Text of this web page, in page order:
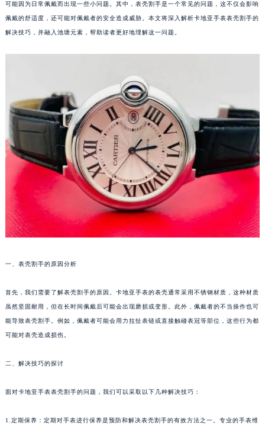
可能因为日常佩戴而出现一些小问题。其中，表壳割手是一个常见的问题，这不仅会影响
佩戴的舒适度，还可能对佩戴者的安全造成威胁。本文将深入解析卡地亚手表表壳割手的
解决技巧，并融入池塘元素，帮助读者更好地理解这一问题。
一、表壳割手的原因分析
首先，我们需要了解表壳割手的原因。卡地亚手表的表壳通常采用不锈钢材质，这种材质
虽然坚固耐用，但在长时间佩戴后可能会出现磨损或变形。此外，佩戴者的不当操作也可
能导致表壳割手。例如，佩戴者可能会用力拉扯表链或直接触碰表冠等部位，这些行为都
可能对表壳造成损伤。
二、解决技巧的探讨
面对卡地亚手表表壳割手的问题，我们可以采取以下几种解决技巧：
1.定期保养：定期对手表进行保养是预防和解决表壳割手的有效方法之一。专业的手表维